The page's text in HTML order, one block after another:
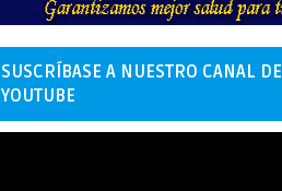
SUSCRÍBASE A NUESTRO CANAL DE
YOUTUBE